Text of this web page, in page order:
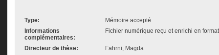
Type:
Mémoire accepté
Informations
complémentaires:
Fichier numérique reçu et enrichi en
Directeur de thèse: Fahrni, Magda